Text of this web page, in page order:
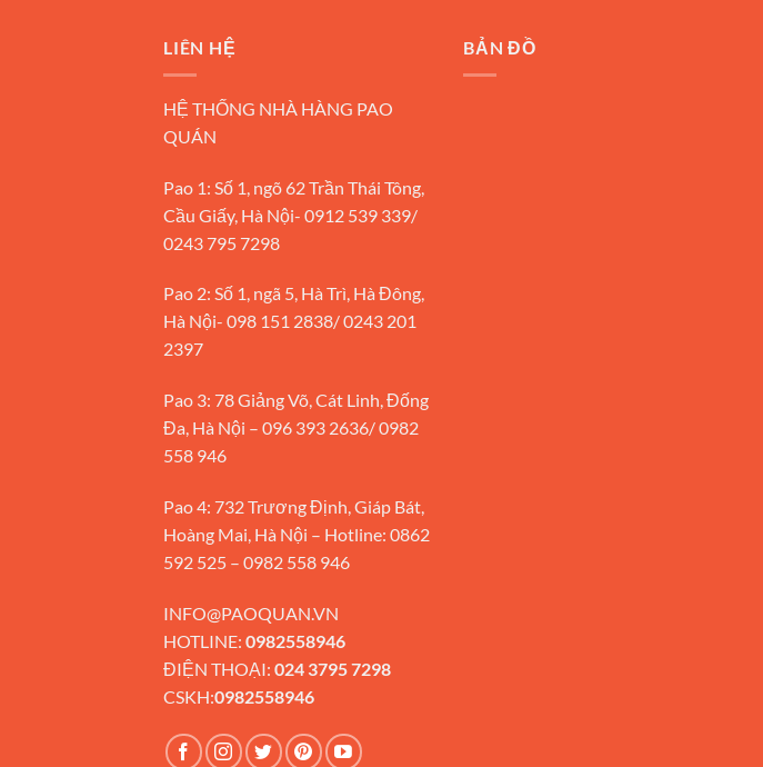
LIÊN HỆ
HỆ THỐNG NHÀ HÀNG PAO
QUÁN
Pao 1: Số 1, ngõ 62 Trần Thái Tông,
Cầu Giấy, Hà Nội- 0912 539 339/
0243 795 7298
Pao 2: Số 1, ngã 5, Hà Trì, Hà Đông,
Hà Nội- 098 151 2838/ 0243 201
2397
Pao 3: 78 Giảng Võ, Cát Linh, Đống
Đa, Hà Nội – 096 393 2636/ 0982
558 946
Pao 4: 732 Trương Định, Giáp Bát,
Hoàng Mai, Hà Nội – Hotline: 0862
592 525 – 0982 558 946
INFO@PAOQUAN.VN
HOTLINE: 0982558946
ĐIỆN THOẠI: 024 3795 7298
CSKH:0982558946
BẢN ĐỒ